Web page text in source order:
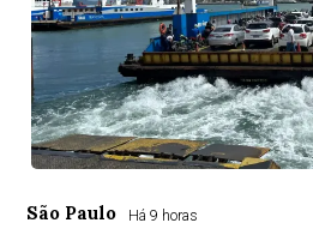
São Paulo Há 9 horas